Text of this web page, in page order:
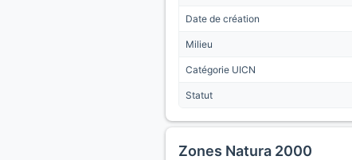
Date de création
Milieu
Catégorie UICN
Statut
Zones Natura 2000